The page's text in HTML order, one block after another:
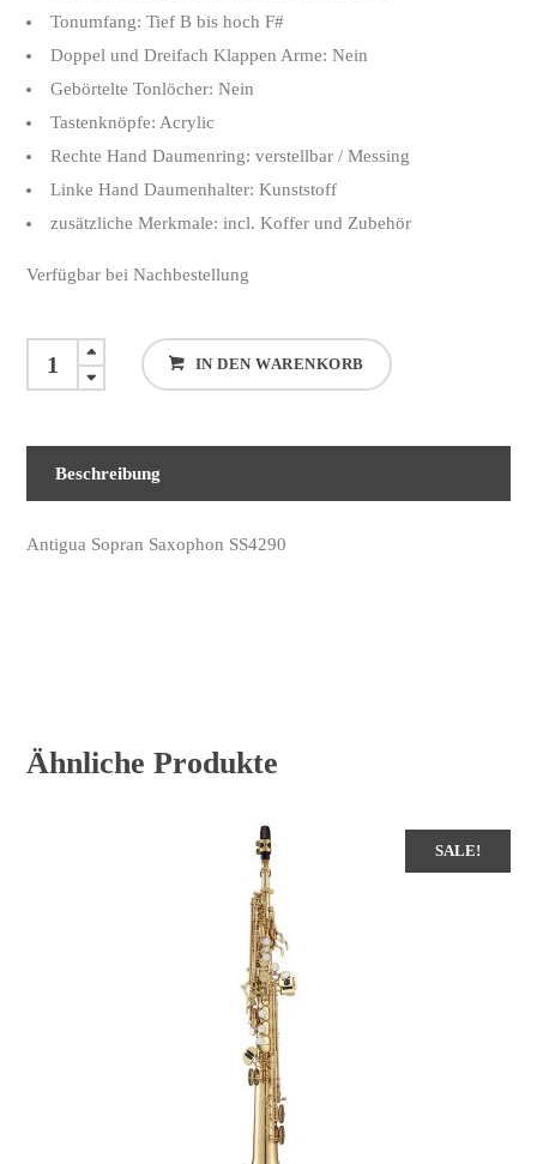
Tonumfang: Tief B bis hoch F#
Doppel und Dreifach Klappen Arme: Nein
Gebörtelte Tonlöcher: Nein
Tastenknöpfe: Acrylic
Rechte Hand Daumenring: verstellbar / Messing
Linke Hand Daumenhalter: Kunststoff
zusätzliche Merkmale: incl. Koffer und Zubehör
Verfügbar bei Nachbestellung
Antigua
SS4290
IN DEN WARENKORB
Beschreibung
Antigua Sopran Saxophon SS4290
Ähnliche Produkte
SALE!